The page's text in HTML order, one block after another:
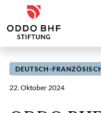
Zum Inhalt
ODDO BHF
DEUTSCH-
22. Oktober 2024